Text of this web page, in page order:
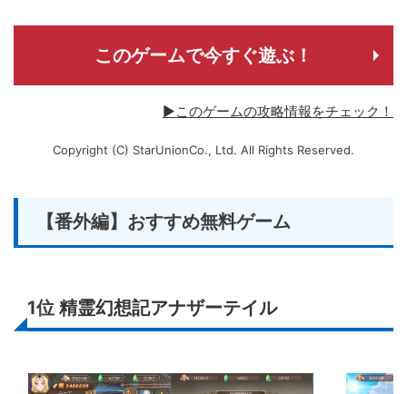
このゲームで今すぐ遊ぶ！
▶このゲームの攻略情報をチェック！
Copyright (C) StarUnionCo., Ltd. All Rights Reserved.
【番外編】おすすめ無料ゲーム
1位 精霊幻想記アナザーテイル